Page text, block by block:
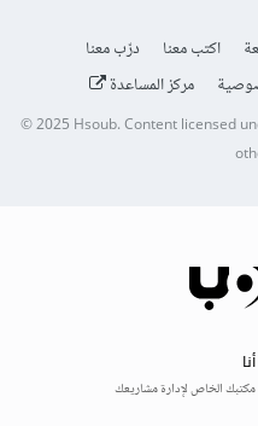
اكتب معنا
درّب معنا
مركز المساعدة
© 2025Hsoub.Content licensed